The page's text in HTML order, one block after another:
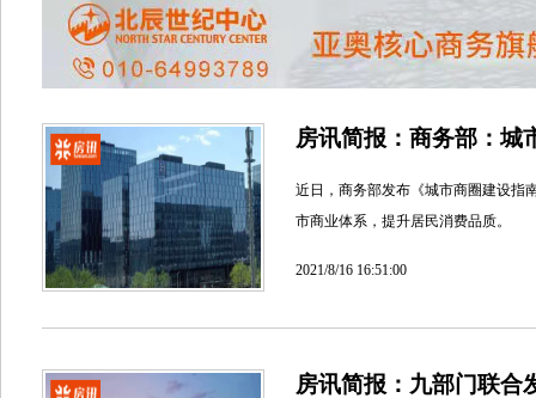
房讯简报：商务部：城
近日，商务部发布《城市商圈建设指
市商业体系，提升居民消费品质。
2021/8/16 16:51:00
房讯简报：九部门联合